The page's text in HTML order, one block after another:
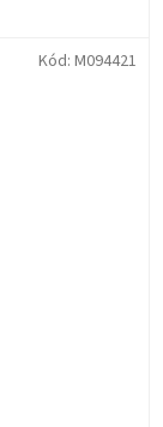
Kód: M094421